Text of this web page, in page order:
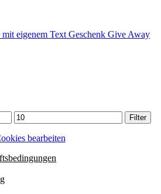
mit eigenem Text Geschenk Give Away
Max.
Preis
Filter
bearbeiten